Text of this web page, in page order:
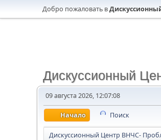
Добро пожаловать в
Дискуссионный
09 августа 2026, 12:07:08
Начало Поиск
Дискуссионный Центр ВНЧС-